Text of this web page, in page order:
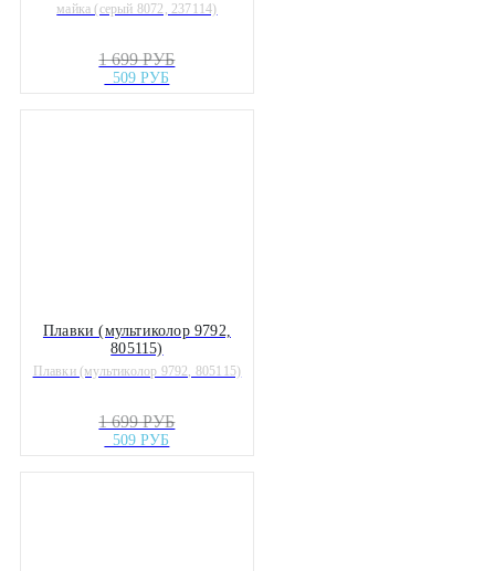
майка (серый 8072, 237114)
1 699 РУБ
509 РУБ
Плавки (мультиколор 9792,
805115)
Плавки (мультиколор 9792, 805115)
1 699 РУБ
509 РУБ